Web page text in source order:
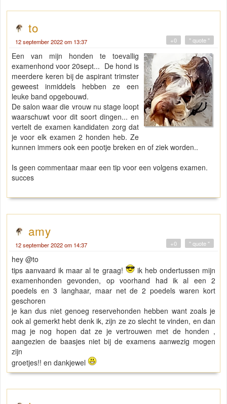
to
12 september 2022 om 13:37 " quote "
+0
Een van mijn honden te toevallig
examenhond voor 20sept... De hond is
meerdere keren bij de aspirant trimster
geweest inmiddels hebben ze een
leuke band opgebouwd.
De salon waar die vrouw nu stage loopt
waarschuwt voor dit soort dingen... en
vertelt de examen kandidaten zorg dat
je voor elk examen 2 honden heb. Ze
kunnen immers ook een pootje breken en of ziek worden..
Is geen commentaar maar een tip voor een volgens examen.
succes
amy
12 september 2022 om 14:37 " quote "
+0
hey @to
tips aanvaard ik maar al te graag!
ik heb ondertussen mijn
examenhonden gevonden, op voorhand had ik al een 2
poedels en 3 langhaar, maar net de 2 poedels waren kort
geschoren
je kan dus niet genoeg reservehonden hebben want zoals je
ook al gemerkt hebt denk ik, zijn ze zo slecht te vinden, en dan
mag je nog hopen dat ze je vertrouwen met de honden ,
aangezien de baasjes niet bij de examens aanwezig mogen
zijn
groetjes!! en dankjewel